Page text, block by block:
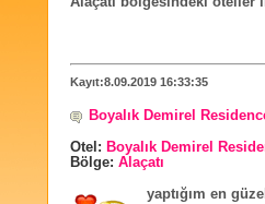
Kayıt:8.09.2019 16:33:35
Boyalık Demirel
Otel: Boyalık Demirel
Bölge: Alaçatı
yaptığım en